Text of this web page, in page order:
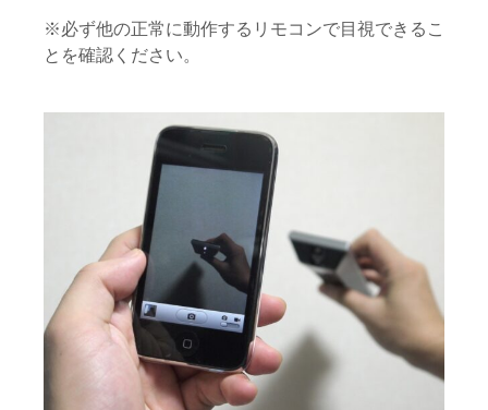
※必ず他の正常に動作するリモコンで目視できるこ
とを確認ください。